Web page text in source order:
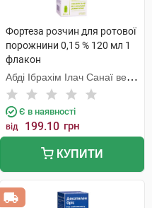
Фортеза розчин для ротової
порожнини 0,15 % 120 мл 1
флакон
Абді Ібрахім Ілач Санаї ве
Тіджарет
Є в наявності
від 199.10 грн
КУПИТИ